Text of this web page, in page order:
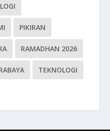
PIKIRAN
RAMADHAN 2026
TEKNOLOGI